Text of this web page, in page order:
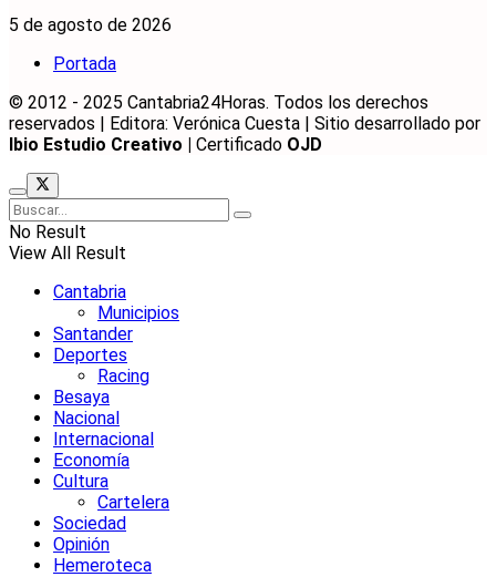
5 de agosto de 2026
Portada
© 2012 - 2025 Cantabria24Horas. Todos los derechos
reservados | Editora: Verónica Cuesta | Sitio desarrollado por
Ibio Estudio Creativo |
Certificado OJD
No Result
View All Result
Cantabria
Municipios
Santander
Deportes
Racing
Besaya
Nacional
Internacional
Economía
Cultura
Cartelera
Sociedad
Opinión
Hemeroteca